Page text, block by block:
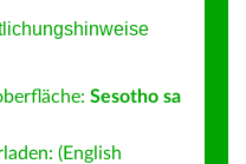
Sesotho sa
(English